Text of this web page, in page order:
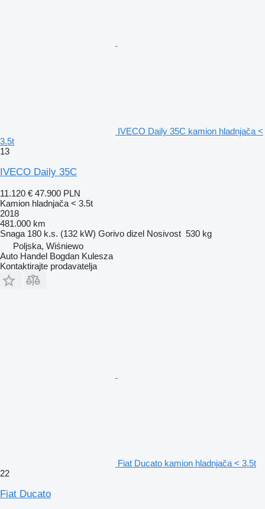
IVECO Daily 35C kamion hladnjača <
3.5t
13
IVECO Daily 35C
11.120 € 47.900 PLN
Kamion hladnjača < 3.5t
2018
481.000 km
Snaga 180 k.s. (132 kW) Gorivo dizel Nosivost 530 kg
Poljska, Wiśniewo
Auto Handel Bogdan Kulesza
Kontaktirajte prodavatelja
Fiat Ducato kamion hladnjača < 3.5t
22
Fiat Ducato